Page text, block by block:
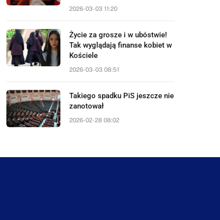
2026-03-03 11:20
Życie za grosze i w ubóstwie!
Tak wyglądają finanse kobiet w
Kościele
2026-03-03 08:51
Takiego spadku PiS jeszcze nie
zanotował
2026-02-28 08:02